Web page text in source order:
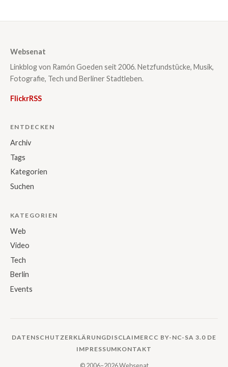
Websenat
Linkblog von Ramón Goeden seit 2006. Netzfundstücke, Musik,
Fotografie, Tech und Berliner Stadtleben.
FlickrRSS
ENTDECKEN
Archiv
Tags
Kategorien
Suchen
KATEGORIEN
Web
Video
Tech
Berlin
Events
DATENSCHUTZERKLÄRUNGDISCLAIMER CC BY-NC-SA 3.0 DE
IMPRESSUMKONTAKT
© 2006–2026 Websenat